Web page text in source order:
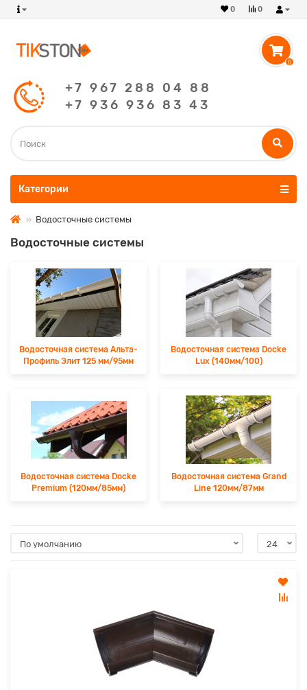
0
0
0
+7 967 288 04 88
+7 936 936 83 43
Категории
Водосточные системы
Водосточные системы
Водосточная система Альта-
Профиль Элит 125 мм/95мм
Водосточная система Docke
Lux (140мм/100)
Водосточная система Docke
Premium (120мм/85мм)
Водосточная система Grand
Line 120мм/87мм